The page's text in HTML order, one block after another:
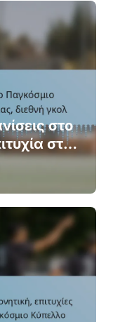
στο
στο